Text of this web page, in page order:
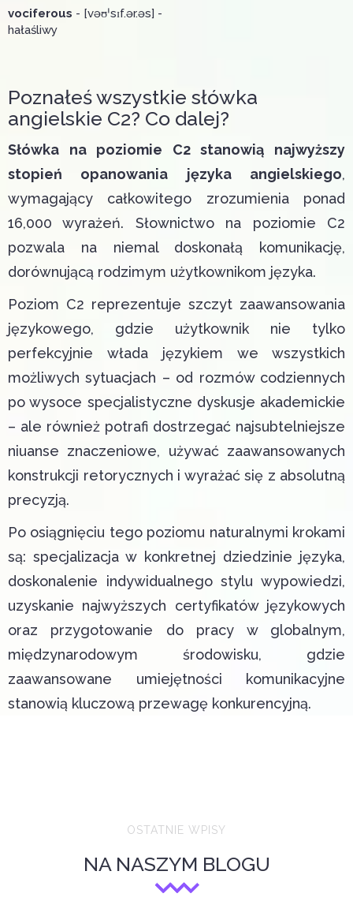
vociferous - [vəʊˈsɪf.ər.əs] -
hałaśliwy
Poznałeś wszystkie słówka
angielskie C2? Co dalej?
Słówka na poziomie C2 stanowią najwyższy
stopień opanowania języka angielskiego,
wymagający całkowitego zrozumienia ponad
16,000 wyrażeń. Słownictwo na poziomie C2
pozwala na niemal doskonałą komunikację,
dorównującą rodzimym użytkownikom języka.
Poziom C2 reprezentuje szczyt zaawansowania
językowego, gdzie użytkownik nie tylko
perfekcyjnie włada językiem we wszystkich
możliwych sytuacjach – od rozmów codziennych
po wysoce specjalistyczne dyskusje akademickie
– ale również potrafi dostrzegać najsubtelniejsze
niuanse znaczeniowe, używać zaawansowanych
konstrukcji retorycznych i wyrażać się z absolutną
precyzją.
Po osiągnięciu tego poziomu naturalnymi krokami
są: specjalizacja w konkretnej dziedzinie języka,
doskonalenie indywidualnego stylu wypowiedzi,
uzyskanie najwyższych certyfikatów językowych
oraz przygotowanie do pracy w globalnym,
międzynarodowym środowisku, gdzie
zaawansowane umiejętności komunikacyjne
stanowią kluczową przewagę konkurencyjną.
OSTATNIE WPISY
NA NASZYM BLOGU